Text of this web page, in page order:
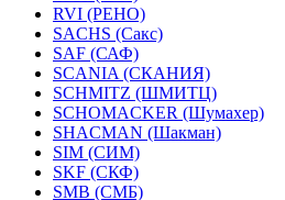
RVI (РЕНО)
SACHS (Сакс)
SAF (САФ)
SCANIA (СКАНИЯ)
SCHMITZ (ШМИТЦ)
SCHOMACKER (Шумахер)
SHACMAN (Шакман)
SIM (СИМ)
SKF (СКФ)
SMB (СМБ)